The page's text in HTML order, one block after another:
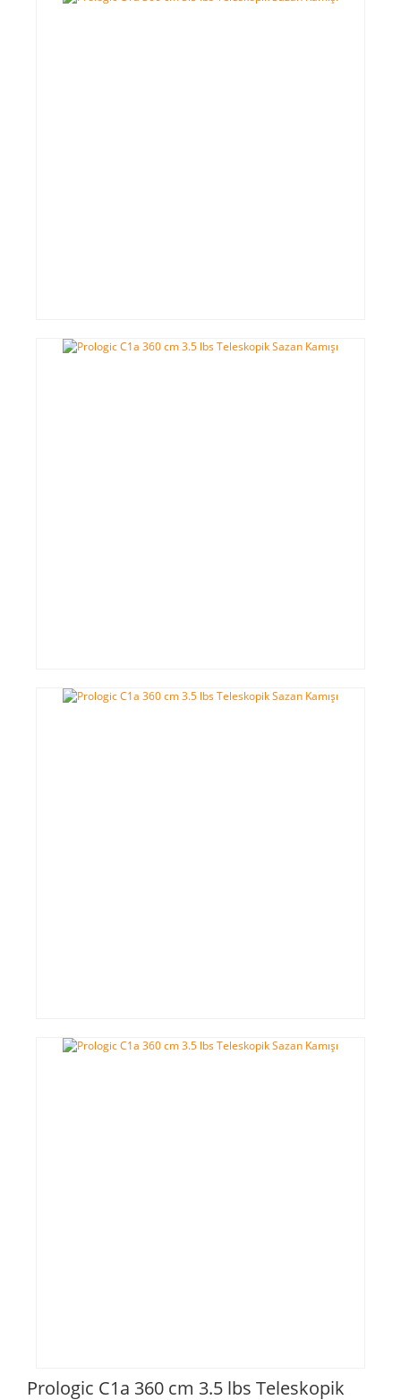
Prologic C1a 360 cm 3.5 lbs Teleskopik